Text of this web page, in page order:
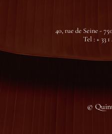
40, rue de Seine -
Tel : + 33 1
©